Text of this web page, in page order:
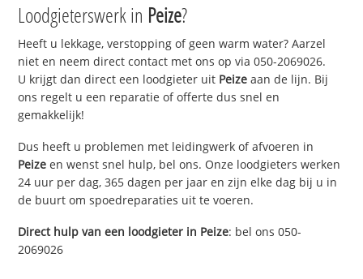
Loodgieterswerk in Peize?
Heeft u lekkage, verstopping of geen warm water? Aarzel
niet en neem direct contact met ons op via 050-2069026.
U krijgt dan direct een loodgieter uit Peize aan de lijn. Bij
ons regelt u een reparatie of offerte dus snel en
gemakkelijk!
Dus heeft u problemen met leidingwerk of afvoeren in
Peize en wenst snel hulp, bel ons. Onze loodgieters werken
24 uur per dag, 365 dagen per jaar en zijn elke dag bij u in
de buurt om spoedreparaties uit te voeren.
Direct hulp van een loodgieter in Peize: bel ons 050-
2069026